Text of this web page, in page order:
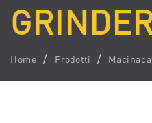
Home Prodotti